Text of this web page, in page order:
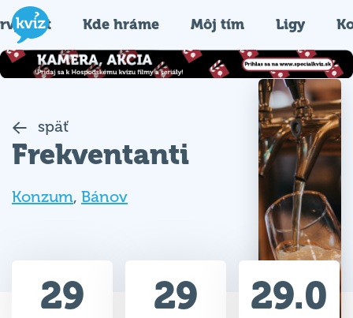
Kde hráme Môj tím Ligy
späť
Frekventanti
Konzum, Bánov
29 29 29.0